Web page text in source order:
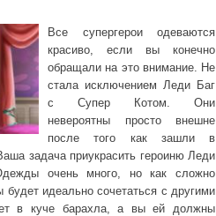
Все супергерои одеваются
красиво, если вы конечно
обращали на это внимание. Не
стала исключением Леди Баг
с Супер Котом. Они
невероятны просто внешне
после того как зашли в
задача приукрасить героиню Леди
очень много, но как сложно
будет идеально сочетаться с другими
в куче барахла, а вы ей должны